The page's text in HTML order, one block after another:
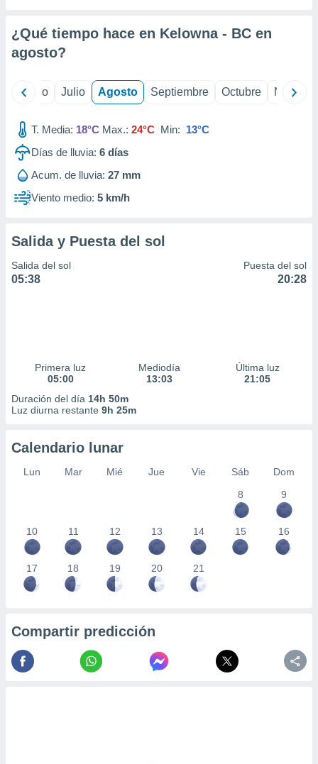
e
de
¿Qué tiempo hace en Kelowna - BC en
agosto?
Junio Julio Agosto Septiembre Octubre
T. Media: 18°C Max.: 24°C Min: 13°C
Días de lluvia: 6 días
Acum. de lluvia: 27 mm
Viento medio: 5 km/h
Salida y Puesta del sol
Salida del sol
05:38
Puesta del sol
20:28
Primera luz
05:00
Mediodía
13:03
Última luz
21:05
Duración del día 14h 50m
Luz diurna restante 9h 25m
Calendario lunar
Lun Mar Mié Jue Vie Sáb
Dom
8
9
10 11 12 13 14 15 16
17 18 19 20 21
Compartir predicción